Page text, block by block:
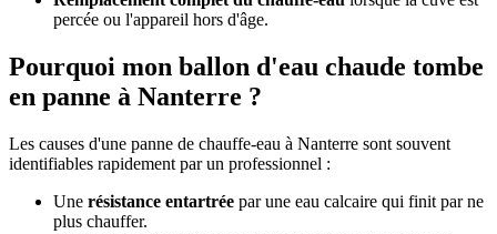
percée ou l'appareil hors d'âge.
Pourquoi mon ballon d'eau chaude tombe
en panne à Nanterre ?
Les causes d'une panne de chauffe-eau à Nanterre sont souvent
identifiables rapidement par un professionnel :
Une résistance entartrée par une eau calcaire qui finit par ne
plus chauffer.